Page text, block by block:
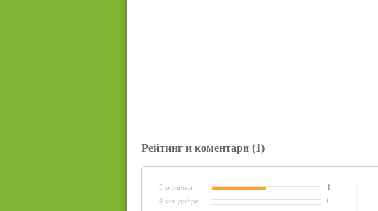
Рейтинг и коментари (1)
5 отлична
1
4 мн. добре
0